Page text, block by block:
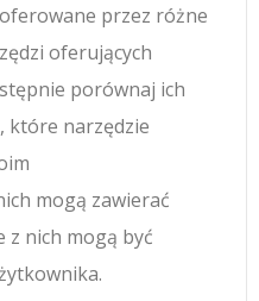
przez różne
oferujących
porównaj ich
które narzędzie
mogą zawierać
z nich mogą być